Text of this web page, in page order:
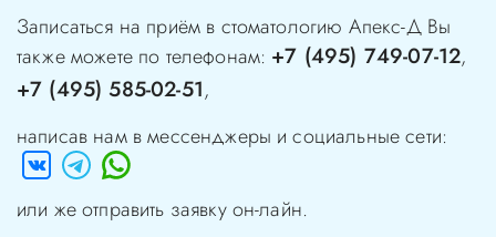
Записаться на приём в стоматологию Апекс-ДВы
также можете по телефонам: +7 (495) 749-07-12,
+7 (495) 585-02-51,
написав нам в мессенджеры и социальные сети:
или же отправить заявку он-лайн.